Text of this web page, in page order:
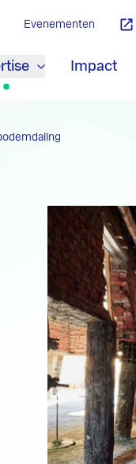
Impact
Evenementen